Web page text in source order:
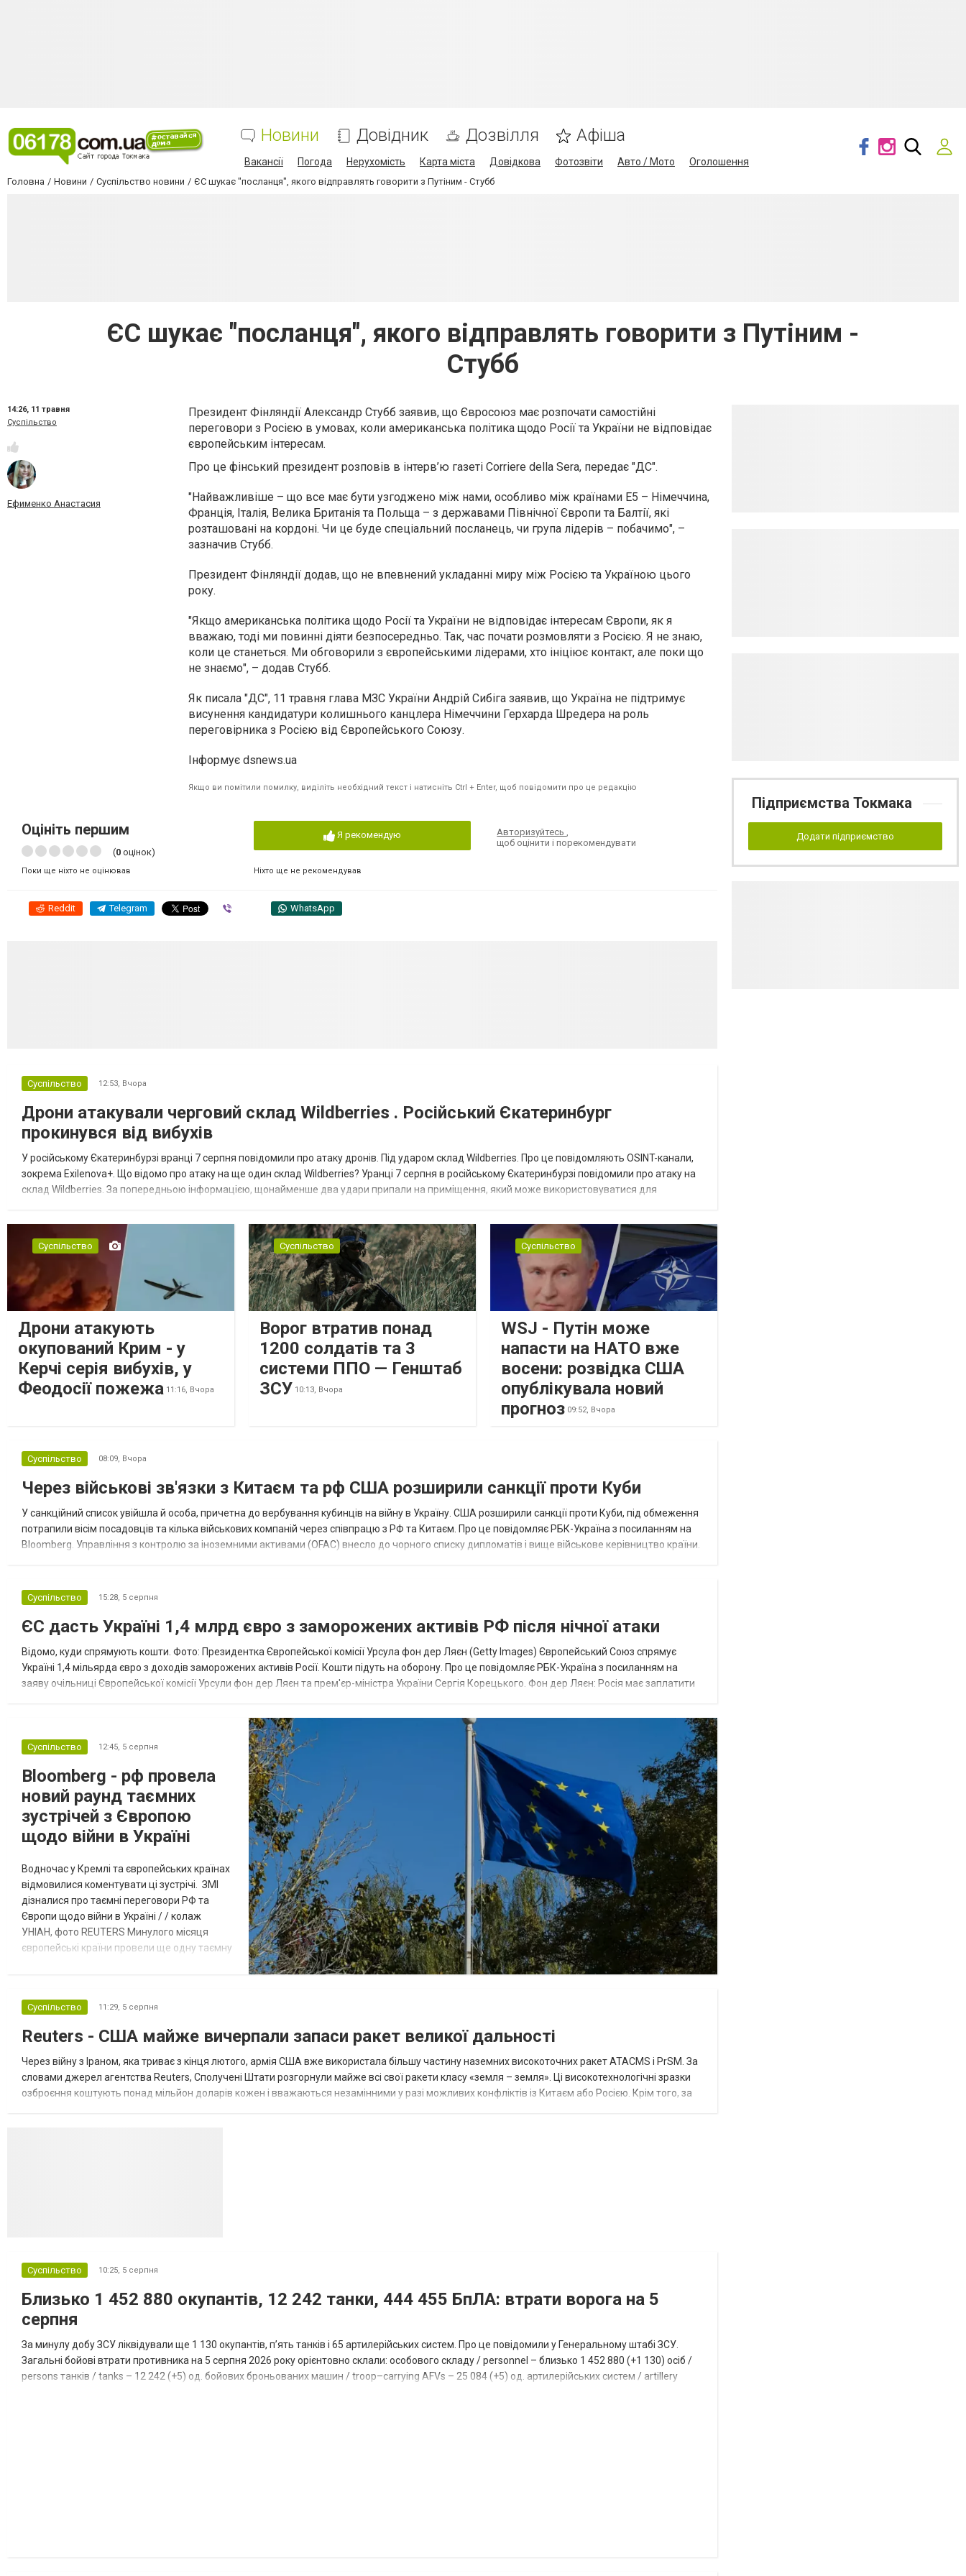
Новини Довідник Дозвілля Афіша
Вакансії Погода Нерухомість Карта міста Довідкова Фотозвіти Авто / Мото Оголошення
Головна Новини Суспільство новини ЄС шукає "посланця", якого відправлять говорити з Путіним - Стубб
ЄС шукає "посланця", якого відправлять говорити з Путіним -
Стубб
14:26, 11 травня
Суспільство
Ефименко Анастасия
Президент Фінляндії Александр Стубб заявив, що Євросоюз має розпочати самостійні
переговори з Росією в умовах, коли американська політика щодо Росії та України не відповідає
європейським інтересам.
Про це фінський президент розповів в інтерв’ю газеті Corriere della Sera, передає "ДС".
"Найважливіше – що все має бути узгоджено між нами, особливо між країнами Е5 – Німеччина,
Франція, Італія, Велика Британія та Польща – з державами Північної Європи та Балтії, які
розташовані на кордоні. Чи це буде спеціальний посланець, чи група лідерів – побачимо", –
зазначив Стубб.
Президент Фінляндії додав, що не впевнений укладанні миру між Росією та Україною цього
року.
"Якщо американська політика щодо Росії та України не відповідає інтересам Європи, як я
вважаю, тоді ми повинні діяти безпосередньо. Так, час почати розмовляти з Росією. Я не знаю,
коли це станеться. Ми обговорили з європейськими лідерами, хто ініціює контакт, але поки що
не знаємо", – додав Стубб.
Як писала "ДС", 11 травня глава МЗС України Андрій Сибіга заявив, що Україна не підтримує
висунення кандидатури колишнього канцлера Німеччини Герхарда Шредера на роль
переговірника з Росією від Європейського Союзу.
Інформує dsnews.ua
Якщо ви помітили помилку, виділіть необхідний текст і натисніть Ctrl + Enter, щоб повідомити про це редакцію
Оцініть першим
(0 оцінок)
Поки ще ніхто не оцінював
Я рекомендую
Ніхто ще не рекомендував
Авторизуйтесь,
щоб оцінити і порекомендувати
Reddit Telegram WhatsApp
Суспільство 12:53, Вчора
Дрони атакували черговий склад Wildberries . Російський Єкатеринбург
прокинувся від вибухів
У російському Єкатеринбурзі вранці 7 серпня повідомили про атаку дронів. Під ударом склад Wildberries. Про це повідомляють OSINT-канали,
зокрема Exilenova+. Що відомо про атаку на ще один склад Wildberries? Уранці 7 серпня в російському Єкатеринбурзі повідомили про атаку на
склад Wildberries. За попередньою інформацією, щонайменше два удари припали на приміщення, який може використовуватися для
Суспільство
Дрони атакують
окупований Крим - у
Керчі серія вибухів, у
Феодосії пожежа 11:16, Вчора
Суспільство
Ворог втратив понад
1200 солдатів та 3
системи ППО — Генштаб
ЗСУ 10:13, Вчора
Суспільство
WSJ - Путін може
напасти на НАТО вже
восени: розвідка США
опублікувала новий
прогноз 09:52, Вчора
Суспільство 08:09, Вчора
Через військові зв'язки з Китаєм та рф США розширили санкції проти Куби
У санкційний список увійшла й особа, причетна до вербування кубинців на війну в Україну. США розширили санкції проти Куби, під обмеження
потрапили вісім посадовців та кілька військових компаній через співпрацю з РФ та Китаєм. Про це повідомляє РБК-Україна з посиланням на
Bloomberg. Управління з контролю за іноземними активами (OFAC) внесло до чорного списку дипломатів і вище військове керівництво країни.
Суспільство 15:28, 5 серпня
ЄС дасть Україні 1,4 млрд євро з заморожених активів РФ після нічної атаки
Відомо, куди спрямують кошти. Фото: Президентка Європейської комісії Урсула фон дер Ляєн (Getty Images) Європейський Союз спрямує
Україні 1,4 мільярда євро з доходів заморожених активів Росії. Кошти підуть на оборону. Про це повідомляє РБК-Україна з посиланням на
заяву очільниці Європейської комісії Урсули фон дер Ляєн та прем'єр-міністра України Сергія Корецького. Фон дер Ляєн: Росія має заплатити
Суспільство 12:45, 5 серпня
Bloomberg - рф провела
новий раунд таємних
зустрічей з Європою
щодо війни в Україні
Водночас у Кремлі та європейських країнах
відмовилися коментувати ці зустрічі. ЗМІ
дізналися про таємні переговори РФ та
Європи щодо війни в Україні / / колаж
УНІАН, фото REUTERS Минулого місяця
європейські країни провели ще одну таємну
зі сторони Європи до цих переговорів
долучилися колишні високопосадовці
Великої Британії, Франції, Німеччини та Р...
Суспільство 11:29, 5 серпня
Reuters - США майже вичерпали запаси ракет великої дальності
Через війну з Іраном, яка триває з кінця лютого, армія США вже використала більшу частину наземних високоточних ракет ATACMS і PrSM. За
словами джерел агентства Reuters, Сполучені Штати розгорнули майже всі свої ракети класу «земля – земля». Ці високотехнологічні зразки
озброєння коштують понад мільйон доларів кожен і вважаються незамінними у разі можливих конфліктів із Китаєм або Росією. Крім того, за
Суспільство 10:25, 5 серпня
Близько 1 452 880 окупантів, 12 242 танки, 444 455 БпЛА: втрати ворога на 5
серпня
За минулу добу ЗСУ ліквідували ще 1 130 окупантів, пʼять танків і 65 артилерійських систем. Про це повідомили у Генеральному штабі ЗСУ.
Загальні бойові втрати противника на 5 серпня 2026 року орієнтовно склали: особового складу / personnel – близько 1 452 880 (+1 130) осіб /
persons танків / tanks – 12 242 (+5) од. бойових броньованих машин / troop–carrying AFVs – 25 084 (+5) од. артилерійських систем / artillery
Підприємства Токмака
Додати підприємство